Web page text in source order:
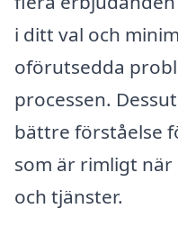
i ditt val och
oförutsedda
processen.
bättre förståelse
som är rimligt
och tjänster.